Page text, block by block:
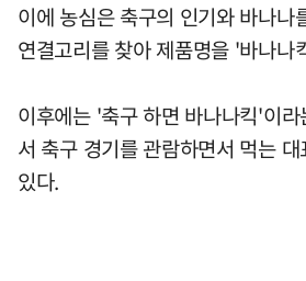
이에 농심은 축구의 인기와 바나나
연결고리를 찾아 제품명을 '바나나
이후에는 '축구 하면 바나나킥'이
서 축구 경기를 관람하면서 먹는
있다.